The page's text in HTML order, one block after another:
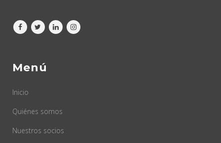
Menú
Inicio
Quiénes somos
Nuestros socios